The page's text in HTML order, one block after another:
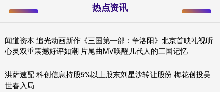
热点资讯
闻道资本 追光动画新作《三国第一部：争洛阳》北京首映礼视听
心灵双重震撼好评如潮 片尾曲MV唤醒几代人的三国记忆
洪萨速配 科创信息持股5%以上股东刘星沙转让股份 梅花创投吴
世春入局